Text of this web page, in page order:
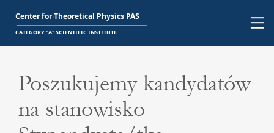
Poszukujemy kandydatów
na stanowisko